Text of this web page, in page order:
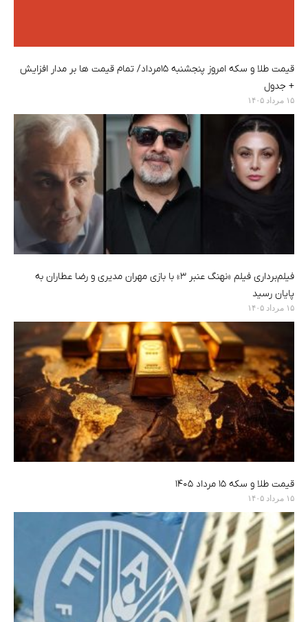
قیمت طلا و سکه امروز پنجشنبه ۱۵مرداد/ تمام قیمت ها بر مدار افزایش
+ جدول
۱۵ مرداد ۱۴۰۵
فیلم‌‌برداری فیلم «نهنگ عنبر ۳» با بازی مهران مدیری و رضا عطاران به
پایان رسید
۱۵ مرداد ۱۴۰۵
قیمت طلا و سکه ۱۵ مرداد ۱۴۰۵
۱۵ مرداد ۱۴۰۵